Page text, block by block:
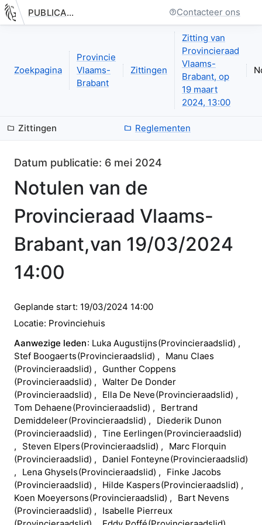
Nieuwe pagina: bestuurseenheid.zittingen.zitting.notulen.index
PUBLICATIE.GELINKT-NOTULEREN.VLAANDEREN.BE Contacteer ons
Zoekpagina
Provincie
Vlaams-
Brabant
Zittingen
Zitting van
Provincieraad
Vlaams-
Brabant, op
19 maart
2024, 13:00
Zittingen Reglementen
Datum publicatie: 6 mei 2024
Notulen van de
Provincieraad Vlaams-
Brabant,van 19/03/2024
14:00
Geplande start: 19/03/2024 14:00
Locatie: Provinciehuis
Aanwezige leden Luka Augustijns(Provincieraadslid)
Stef Boogaerts(Provincieraadslid) Manu Claes
(Provincieraadslid) Gunther Coppens
(Provincieraadslid) Walter De Donder
(Provincieraadslid) Ella De Neve(Provincieraadslid)
Tom Dehaene(Provincieraadslid)
Bertrand
Demiddeleer(Provincieraadslid) Diederik Dunon
(Provincieraadslid) Tine Eerlingen(Provincieraadslid)
Steven Elpers(Provincieraadslid) Marc Florquin
(Provincieraadslid) Daniel Fonteyne(Provincieraadslid)
Lena Ghysels(Provincieraadslid) Finke Jacobs
(Provincieraadslid) Hilde Kaspers(Provincieraadslid)
Koen Moeyersons(Provincieraadslid) Bart Nevens
(Provincieraadslid) Isabelle Pierreux